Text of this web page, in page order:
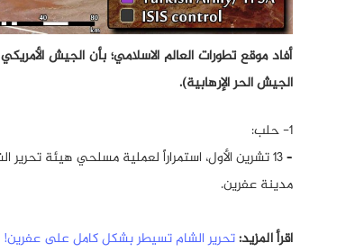
أفاد موقع تطورات العالم الاسلامي؛ بأن الجيش
الجيش الحر الإرهابية).
1- حلب:
– 13 تشرين الأول، استمراراً لعملية مسلحي هيئة
مدينة عفرين.
اقرأ المزيد:تحرير الشام تسيطر بشكل كامل على عفرين!